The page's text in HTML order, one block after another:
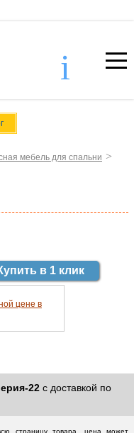
i
мебель для спальни >
в 1 клик
22 с доставкой по
страницу товара, цена может